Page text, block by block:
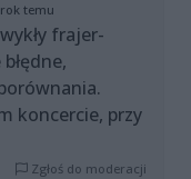
temu
frajer-
koncercie, przy
Zgłoś do moderacji